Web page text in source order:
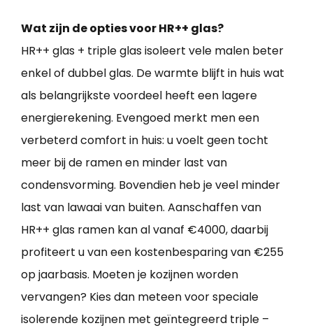
Wat zijn de opties voor HR++ glas?
HR++ glas + triple glas isoleert vele malen beter
enkel of dubbel glas. De warmte blijft in huis wat
als belangrijkste voordeel heeft een lagere
energierekening. Evengoed merkt men een
verbeterd comfort in huis: u voelt geen tocht
meer bij de ramen en minder last van
condensvorming. Bovendien heb je veel minder
last van lawaai van buiten. Aanschaffen van
HR++ glas ramen kan al vanaf €4000, daarbij
profiteert u van een kostenbesparing van €255
op jaarbasis. Moeten je kozijnen worden
vervangen? Kies dan meteen voor speciale
isolerende kozijnen met geïntegreerd triple –